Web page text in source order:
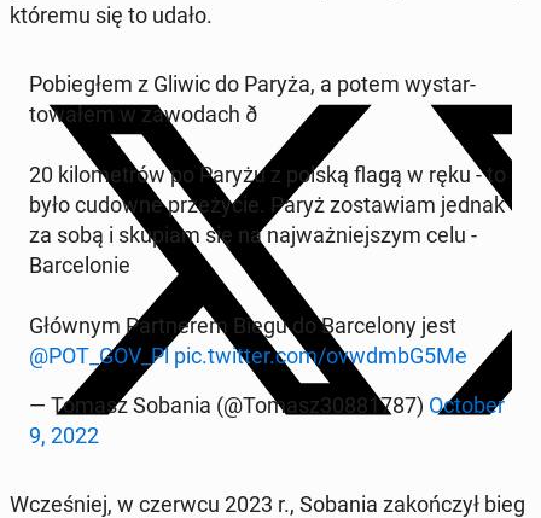
któremu się to udało.
Po­biegłem z Gliwic do Paryża, a potem wys­tar­
towałem w za­wodach ð
20 kilo­metrów po Paryżu z polską flagą w ręku - to
było cudowne przeży­cie. Paryż zostaw­iam jednak
za sobą i skupiam się na na­jważniejszym celu -
Barcelonie
Głównym Part­nerem Biegu do Barcelony jest
@POT_GOV_Pl pic.twitter.com/ovwdmbG5Me
— Tomasz Sobania (@Tomasz30881787) October
9, 2022
Wcześniej, w czerwcu 2023 r., Sobania za­kończył bieg